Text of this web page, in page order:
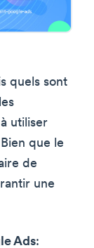
quels sont
utiliser
que le
de
une
Ads: